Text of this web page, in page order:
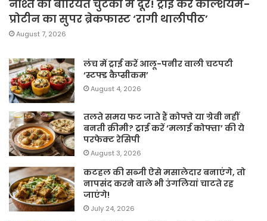
नाश्ते की बोरियत चुटकी में दूर! ट्राई करें कैल्शियम-
प्रोटीन का सुपर ब्रेकफास्ट ‘रागी थालीपीठ’
August 7, 2026
लंच में ट्राई करें आलू-पनीर वाली चटपटी
‘स्टफ्ड कैप्सीकम’
August 4, 2026
तलते समय फट जाते हैं कोफ्ते या ग्रेवी नहीं
बनती क्रीमी? ट्राई करें ‘मलाई कोफ्ता’ की ये
परफेक्ट रेसिपी
August 3, 2026
कटहल की सब्जी ऐसे मसालेदार बनाएंगे, तो
नापसंद करने वाले भी उंगलियां चाटते रह
जाएंगे!
July 24, 2026